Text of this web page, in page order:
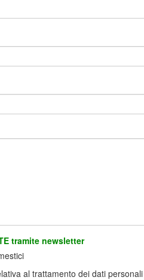
tramite newsletter
al trattamento dei dati personali